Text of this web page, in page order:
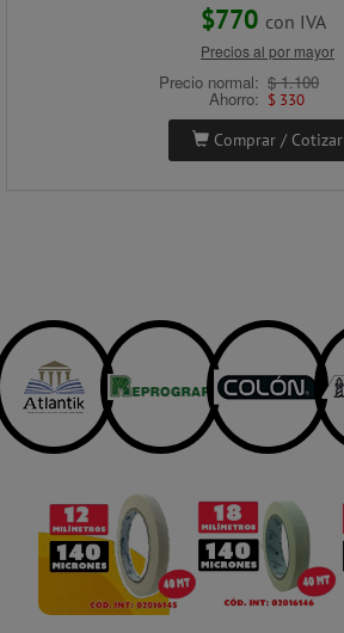
$770 con IVA
Precios al por mayor
Precio normal: $ 1.100
Ahorro: $ 330
Comprar / Cotizar